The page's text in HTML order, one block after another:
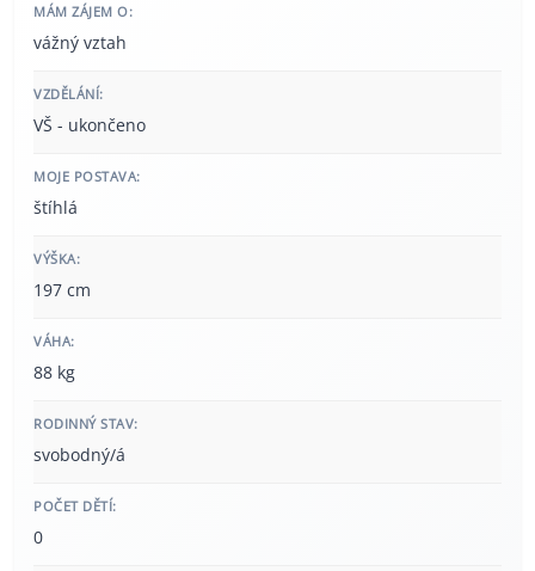
MÁM ZÁJEM O:
vážný vztah
VZDĚLÁNÍ:
VŠ - ukončeno
MOJE POSTAVA:
štíhlá
VÝŠKA:
197 cm
VÁHA:
88 kg
RODINNÝ STAV:
svobodný/á
POČET DĚTÍ:
0